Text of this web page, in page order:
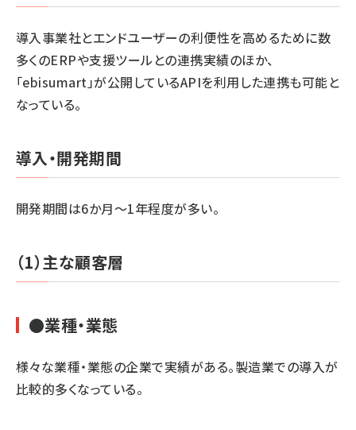
導入事業社とエンドユーザーの利便性を高めるために数
多くのERPや支援ツールとの連携実績のほか、
「ebisumart」が公開しているAPIを利用した連携も可能と
なっている。
導入・開発期間
開発期間は6か月～1年程度が多い。
（1）主な顧客層
●業種・業態
様々な業種・業態の企業で実績がある。製造業での導入が
比較的多くなっている。